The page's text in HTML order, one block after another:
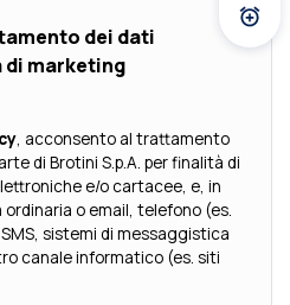
dei dati
marketing
, acconsento al trattamento
S.p.A. per finalità di
e/o cartacee, e, in
o email, telefono (es.
sistemi di messaggistica
canale informatico (es. siti